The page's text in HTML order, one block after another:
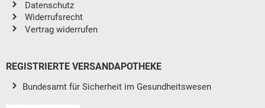
Datenschutz
Widerrufsrecht
Vertrag widerrufen
REGISTRIERTE VERSANDAPOTHEKE
Bundesamt für Sicherheit im Gesundheitswesen